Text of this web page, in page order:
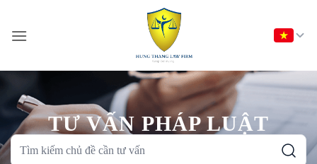
nội
TƯ VẤN PHÁP LUẬT
Tìm